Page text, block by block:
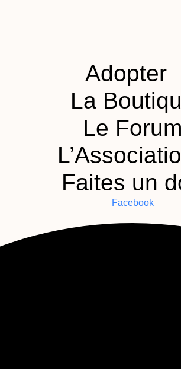
Adopter
La
Le Forum
Faites un
Facebook